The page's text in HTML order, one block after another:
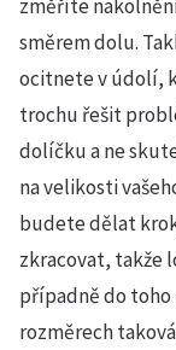
změříte
směrem dolu.
ocitnete v údolí,
trochu řešit
dolíčku a ne
na velikosti
budete dělat
zkracovat, takže
případně do toho
rozměrech